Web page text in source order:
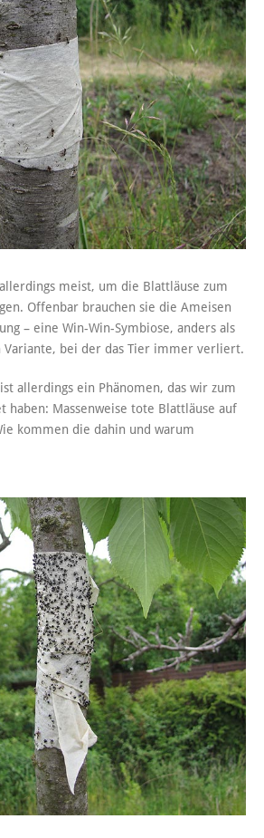
meist, um die Blattläuse zum
Offenbar brauchen sie die Ameisen
– eine Win-Win-Symbiose, anders als
Variante, bei der das Tier immer verliert.
allerdings ein Phänomen, das wir zum
haben: Massenweise tote Blattläuse auf
kommen die dahin und warum